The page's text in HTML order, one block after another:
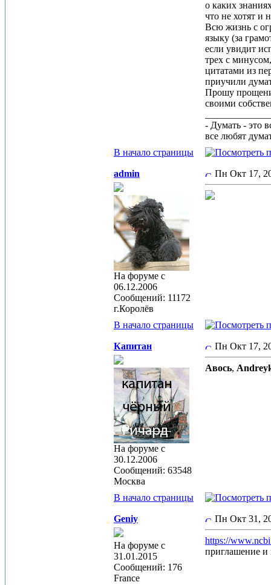
о каких
что не хотят и
Всю жизнь с
языку (за
если увидит
трех с
цитатами из
приучили
Прошу
своими
- Думать - это
все любят
В начало страницы
admin
На форуме с
06.12.2006
Сообщений: 11172
г.Королёв
Пн Окт 17,
В начало страницы
Капитан
На форуме с
30.12.2006
Сообщений: 63548
Москва
Пн Окт 17,
Авось,
В начало страницы
Geniy
На форуме с
31.01.2015
Сообщений: 176
France
Пн Окт 31,
https://
приглашение и